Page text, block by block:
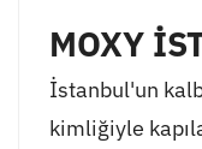
MOXY
İstanbul'un
kimliğiyle